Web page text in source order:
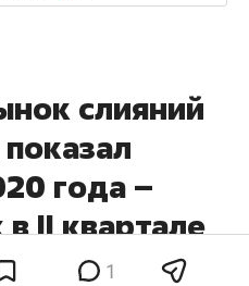
слияний
года –
II квартале
1